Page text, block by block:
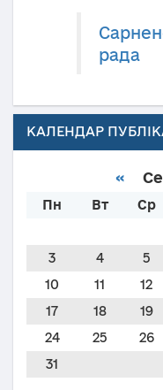
рада
КАЛЕНДАР
«
Пн Вт Ср
3
4 5
10
11 12
17
18 19
24
25 26
31